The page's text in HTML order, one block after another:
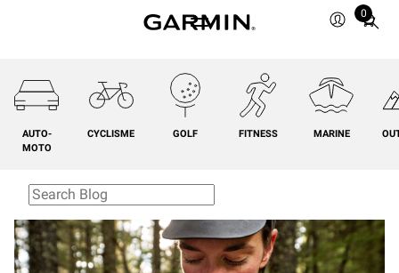
0
Total
AUTO-
MOTO
CYCLISME GOLF FITNESS MARINE